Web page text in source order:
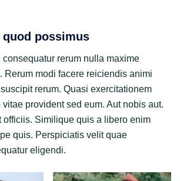
possimus
consequatur rerum nulla maxime
Rerum modi facere reiciendis animi
rerum. Quasi exercitationem
provident sed eum. Aut nobis aut.
officiis. Similique quis a libero enim
quis. Perspiciatis velit quae
eligendi.